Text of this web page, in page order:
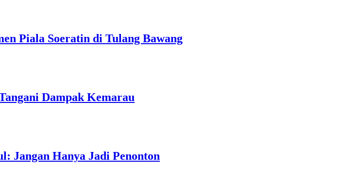
Piala Soeratin di Tulang Bawang
Dampak Kemarau
Jangan Hanya Jadi Penonton